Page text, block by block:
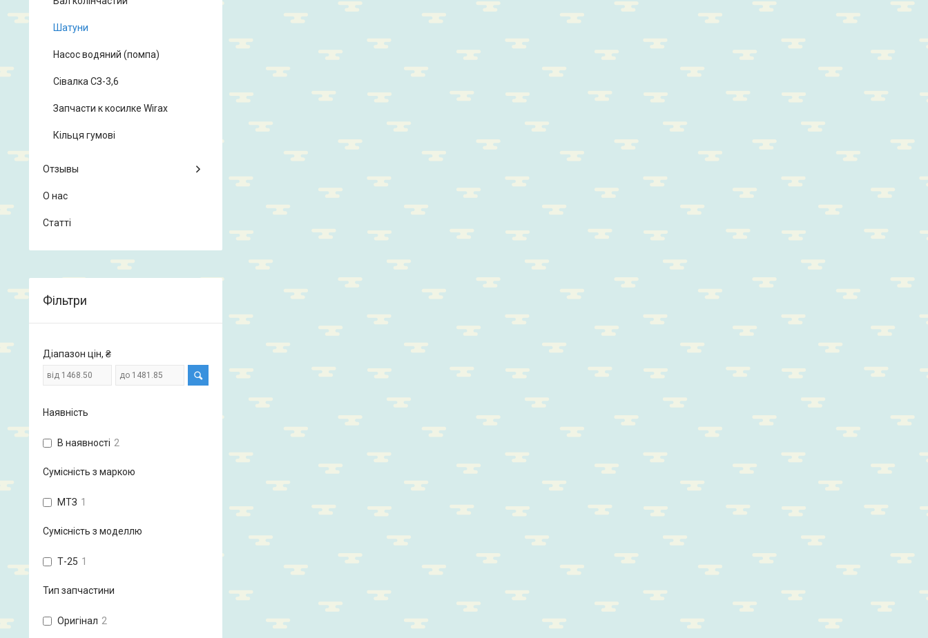
Шатуни
Насос водяний (помпа)
Сівалка СЗ-3,6
Запчасти к косилке Wirax
Кільця гумові
Отзывы
О нас
Статті
Фільтри
Діапазон цін, ₴
Наявність
В наявності 2
Сумісність з маркою
МТЗ 1
Сумісність з моделлю
Т-25 1
Тип запчастини
Оригінал 2